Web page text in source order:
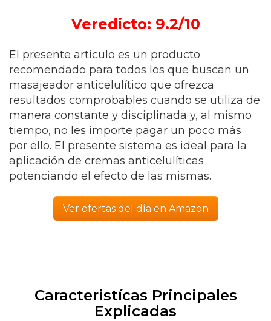
Veredicto: 9.2/10
El presente artículo es un producto
recomendado para todos los que buscan un
masajeador anticelulítico que ofrezca
resultados comprobables cuando se utiliza de
manera constante y disciplinada y, al mismo
tiempo, no les importe pagar un poco más
por ello. El presente sistema es ideal para la
aplicación de cremas anticelulíticas
potenciando el efecto de las mismas.
Ver ofertas del día en Amazon
Caracteristícas Principales
Explicadas